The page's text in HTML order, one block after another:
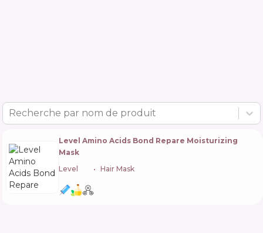
Recherche par nom de produit
Level Amino Acids Bond Repare Moisturizing
Mask
Level
Hair Mask